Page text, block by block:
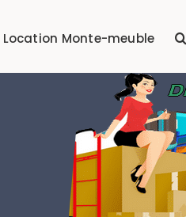
Location Monte-meuble